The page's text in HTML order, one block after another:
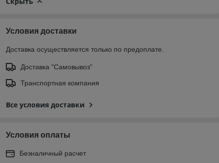
Условия доставки
Доставка осуществляется только по предоплате.
Доставка "Самовывоз"
Транспортная компания
Все условия доставки
Условия оплаты
Безналичный расчет